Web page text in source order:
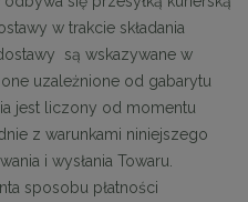
w trakcie składania
są wskazywane w
one uzależnione od gabarytu
jest liczony od momentu
z warunkami niniejszego
i wysłania Towaru.
sposobu płatności